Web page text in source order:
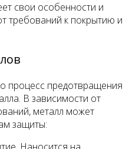
свои особенности и
требований к покрытию и
процесс предотвращения
В зависимости от
металл может
защиты: